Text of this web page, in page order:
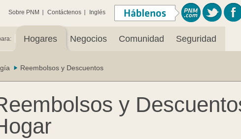
Sobre PNM Contáctenos Inglés
Hogares Negocios Comunidad Seguridad
Reembolsos y Descuentos
y